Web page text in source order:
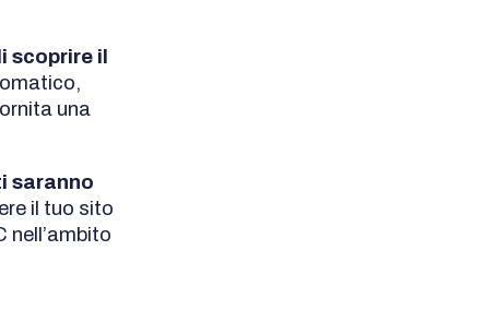
scoprire il
una
saranno
il tuo sito
nell’ambito